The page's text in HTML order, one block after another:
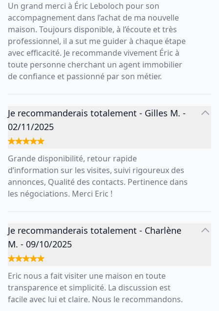
Un grand merci à Éric Leboloch pour son
accompagnement dans l’achat de ma nouvelle
maison. Toujours disponible, à l’écoute et très
professionnel, il a sut me guider à chaque étape
avec efficacité. Je recommande vivement Éric à
toute personne cherchant un agent immobilier
de confiance et passionné par son métier.
Je recommanderais totalement - Gilles M. -
02/11/2025
Grande disponibilité, retour rapide
d’information sur les visites, suivi rigoureux des
annonces, Qualité des contacts. Pertinence dans
les négociations. Merci Eric !
Je recommanderais totalement - Charlène
M. - 09/10/2025
Eric nous a fait visiter une maison en toute
transparence et simplicité. La discussion est
facile avec lui et claire. Nous le recommandons.